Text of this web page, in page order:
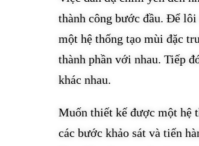
thành công bước đầu. Để
một hệ thống tạo mùi đặc
thành phần với nhau. Tiếp
khác nhau.
Muốn thiết kế được một hệ
các bước khảo sát và tiến